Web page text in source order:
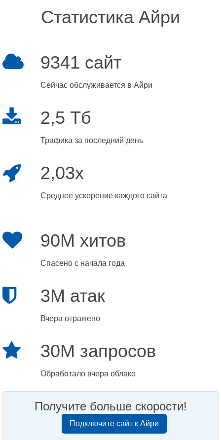
Статистика Айри
9341 сайт
Сейчас обслуживается в Айри
2,5 Тб
Трафика за последний день
2,03x
Среднее ускорение каждого сайта
90M хитов
Спасено с начала года
3M атак
Вчера отражено
30M запросов
Обработало вчера облако
Получите больше скорости!
Подключите сайт к Айри